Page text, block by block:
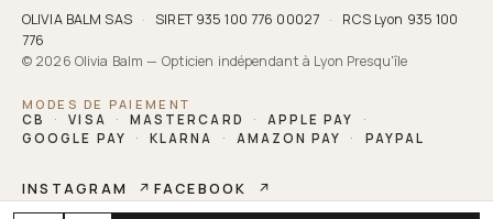
OLIVIA BALM SAS · SIRET 935 100 776 00027 ·
RCS Lyon 935 100
776
© 2026 Olivia Balm — Opticien indépendant à Lyon Presqu'île
MODES DE PAIEMENT
CB
· VISA · MASTERCARD · APPLE PAY
·
GOOGLE PAY
· KLARNA · AMAZON PAY · PAYPAL
INSTAGRAM ↗ FACEBOOK ↗